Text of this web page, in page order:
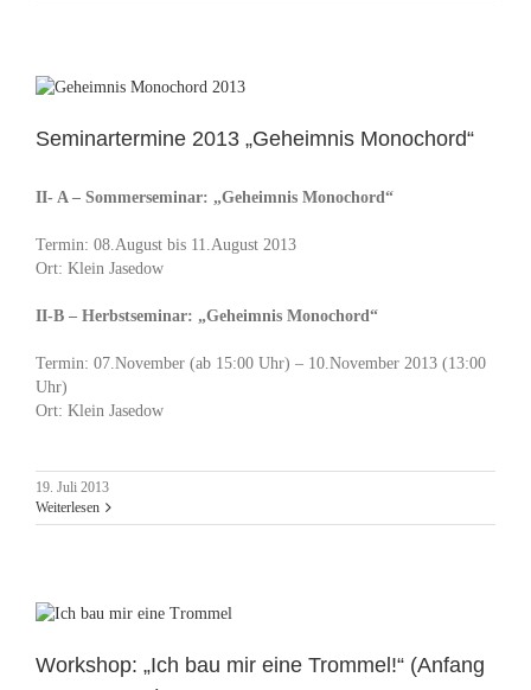
Seminartermine 2013 „Geheimnis Monochord“
II- A – Sommerseminar: „Geheimnis Monochord“
Termin: 08.August bis 11.August 2013
Ort: Klein Jasedow
II-B – Herbstseminar: „Geheimnis Monochord“
Termin: 07.November (ab 15:00 Uhr) – 10.November 2013 (13:00
Uhr)
Ort: Klein Jasedow
19. Juli 2013
Weiterlesen
Workshop: „Ich bau mir eine Trommel!“ (Anfang